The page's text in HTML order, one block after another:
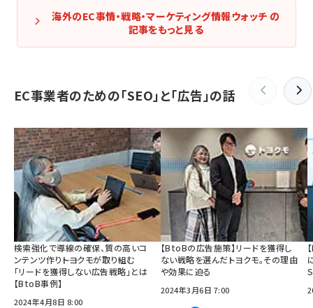
海外のEC事情・戦略・マーケティング情報ウォッチ の
記事をもっと見る
EC事業者のための「SEO」と「広告」の話
検索強化で導線の確保、質の高いコ
ンテンツ作り――トヨクモが取り組む
「リードを獲得しない広告戦略」とは
【BtoB事例】
2024年4月8日 8:00
【BtoBの広告施策】リードを獲得し
ない戦略を選んだトヨクモ。その理由
や効果に迫る
2024年3月6日 7:00